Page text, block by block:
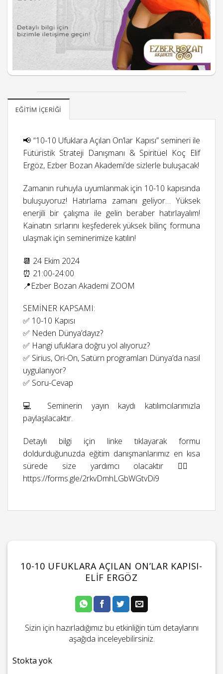
EĞITIM İÇERIĞI
📢 “10-10 Ufuklara Açılan On’lar Kapısı” semineri ile
Fütüristik Strateji Danışmanı & Spiritüel Koç Elif
Ergöz, Ezber Bozan Akademi’de sizlerle buluşacak!
Zamanın ruhuyla uyumlanmak için 10-10 kapısında
buluşuyoruz! Hatırlama zamanı geliyor… Yüksek
enerjili bir çalışma ile gelin beraber hatırlayalım!
Kainatın sırlarını keşfederek yüksek bilinç formuna
ulaşmak için seminerimize katılın!
📆 24 Ekim 2024
⏰ 21:00-24:00
📍Ezber Bozan Akademi ZOOM
SEMİNER KAPSAMI:
✅ 10-10 Kapısı
✅ Neden Dünya’dayız?
✅ Hangi ufuklara doğru yol alıyoruz?
✅ Sirius, Ori-On, Satürn programları Dünya’da nasıl
uygulanıyor?
✅ Soru-Cevap
💻 Seminerin yayın kaydı katılımcılarımızla
paylaşılacaktır.
Detaylı bilgi için linke tıklayarak formu
doldurduğunuzda eğitim danışmanlarımız en kısa
sürede size yardımcı olacaktır 👉🏻
https://forms.gle/2rkvDmhLGbWGtvDi9
10-10 UFUKLARA AÇILAN ON’LAR KAPISI-
ELIF ERGÖZ
Sizin için hazırladığımız bu etkinliğin tüm detaylarını
aşağıda inceleyebilirsiniz.
Stokta yok